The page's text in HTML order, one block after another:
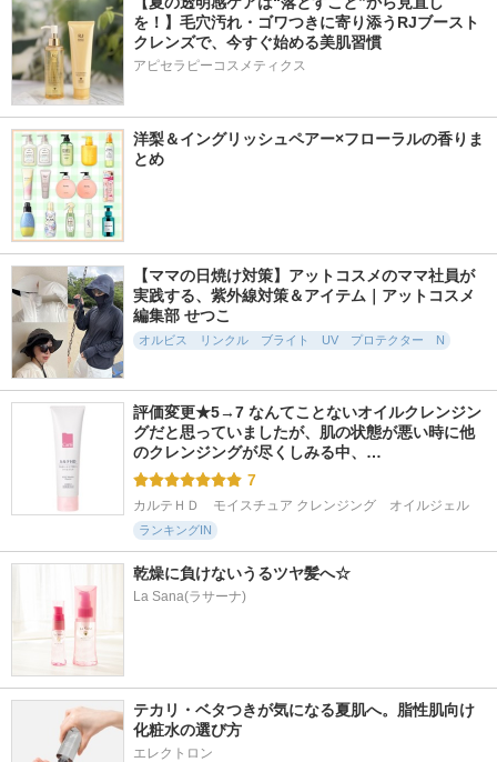
を！】毛穴汚れ・ゴワつきに寄り添うRJブースト
クレンズで、今すぐ始める美肌習慣
アピセラピーコスメティクス
洋梨＆イングリッシュペアー×フローラルの香りま
とめ
【ママの日焼け対策】アットコスメのママ社員が
実践する、紫外線対策＆アイテム｜アットコスメ
編集部 せつこ
オルビス リンクル ブライト UV プロテクター N
評価変更★5→7 なんてことないオイルクレンジン
グだと思っていましたが、肌の状態が悪い時に他
のクレンジングが尽くしみる中、…
7
カルテＨＤ　モイスチュア クレンジング　オイルジェル
ランキングIN
乾燥に負けないうるツヤ髪へ☆
La Sana(ラサーナ)
テカリ・ベタつきが気になる夏肌へ。脂性肌向け
化粧水の選び方
エレクトロン